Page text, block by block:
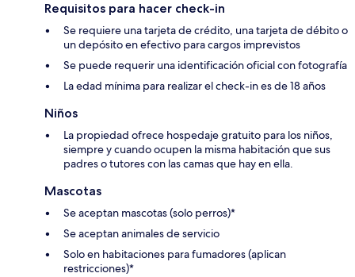
Requisitos para hacer check-in
Se requiere una tarjeta de crédito, una tarjeta de débito o
un depósito en efectivo para cargos imprevistos
Se puede requerir una identificación oficial con fotografía
La edad mínima para realizar el check-in es de 18 años
Niños
La propiedad ofrece hospedaje gratuito para los niños,
siempre y cuando ocupen la misma habitación que sus
padres o tutores con las camas que hay en ella.
Mascotas
Se aceptan mascotas (solo perros)*
Se aceptan animales de servicio
Solo en habitaciones para fumadores (aplican
restricciones)*